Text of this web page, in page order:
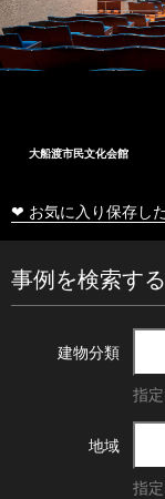
大船渡市民文化会館
❤ お気に入り保存し
事例を検索する
建物分類
指
地域
指